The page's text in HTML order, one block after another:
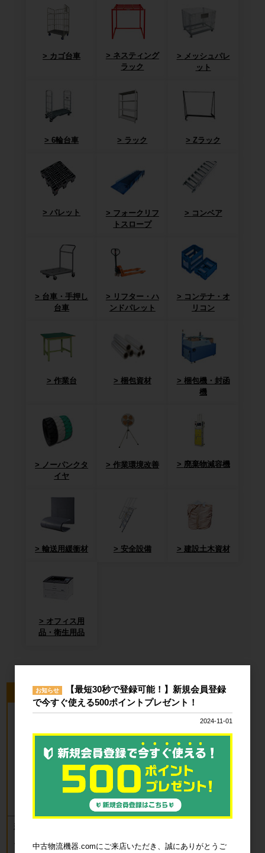
カゴ台車
ネスティング
ラック
メッシュパレ
ット
6輪台車 ラック Zラック
パレット
フォークリフ
トスロープ
コンベア
台車・手押し
台車
リフター・ハ
ンドパレット
コンテナ・オ
リコン
作業台 梱包資材
梱包機・封函
機
ノーパンクタ
イヤ
作業環境改善 廃棄物減容機
輸送用緩衝材 安全設備 建設土木資材
オフィス用
品・衛生用品
今回のピックアップ商品
新品 カゴ台車 ロールボックスパレッ
ブルー
お知らせ
【最短30秒で登録可能！】新規会員登録
で今すぐ使える500ポイントプレゼント！
2024-11-01
中古物流機器.comにご来店いただき、誠にありがとうご